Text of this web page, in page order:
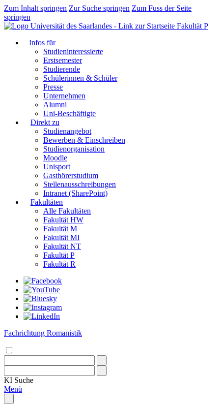
Zum Inhalt springen Zur Suche springen Zum Fuss der Seite
springen
Fakultät P
Infos für
Studieninteressierte
Erstsemester
Studierende
Schülerinnen & Schüler
Presse
Unternehmen
Alumni
Uni-Beschäftigte
Direkt zu
Studienangebot
Bewerben & Einschreiben
Studienorganisation
Moodle
Unisport
Gasthörerstudium
Stellenausschreibungen
Intranet (SharePoint)
Fakultäten
Alle Fakultäten
Fakultät HW
Fakultät M
Fakultät MI
Fakultät NT
Fakultät P
Fakultät R
Fachrichtung Romanistik
KI Suche
Menü